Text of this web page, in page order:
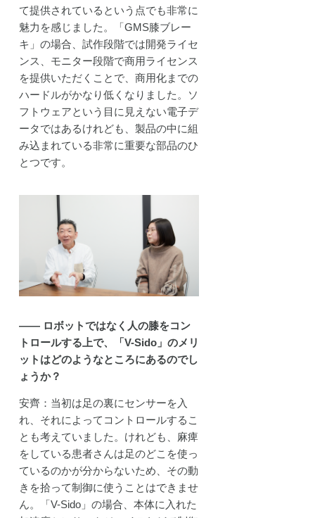
て提供されているという点でも非常に
魅力を感じました。「GMS膝ブレー
キ」の場合、試作段階では開発ライセ
ンス、モニター段階で商用ライセンス
を提供いただくことで、商用化までの
ハードルがかなり低くなりました。ソ
フトウェアという目に見えない電子デ
ータではあるけれども、製品の中に組
み込まれている非常に重要な部品のひ
とつです。
―― ロボットではなく人の膝をコン
トロールする上で、「V-Sido」のメリ
ットはどのようなところにあるのでし
ょうか？
安齊：当初は足の裏にセンサーを入
れ、それによってコントロールするこ
とも考えていました。けれども、麻痺
をしている患者さんは足のどこを使っ
ているのかが分からないため、その動
きを拾って制御に使うことはできませ
ん。「V-Sido」の場合、本体に入れた